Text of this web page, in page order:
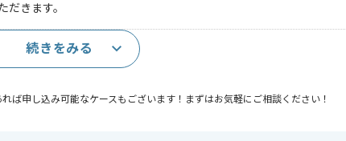
だきます。
ば申し込み可能なケースもございます！まずはお気軽にご相談ください！
続きをみる